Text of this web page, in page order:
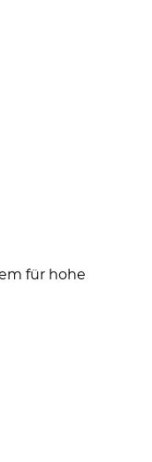
für hohe